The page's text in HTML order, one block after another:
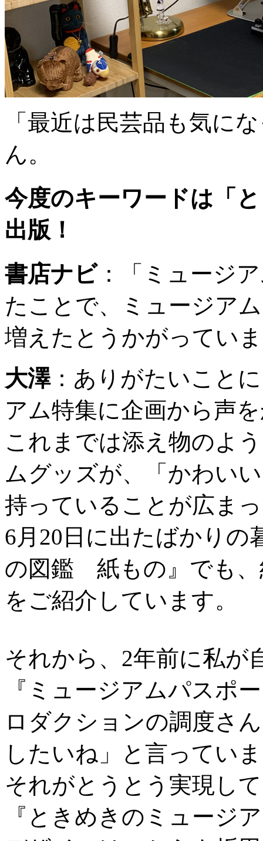
「最近は民芸品も気に
ん。
今度のキーワードは「
出版！
書店ナビ：
「ミュージ
たことで、ミュージア
増えたとうかがってい
大澤： ありがたいこと
アム特集に企画から声
これまでは添え物のよ
ムグッズが、「かわい
持っていることが広ま
6月20日に出たばかりの
の図鑑 紙もの』でも、
をご紹介しています。
それから、2年前に私が
『ミュージアムパスポ
ロダクションの調度さ
したいね」と言ってい
それがとうとう実現し
『ときめきのミュージ